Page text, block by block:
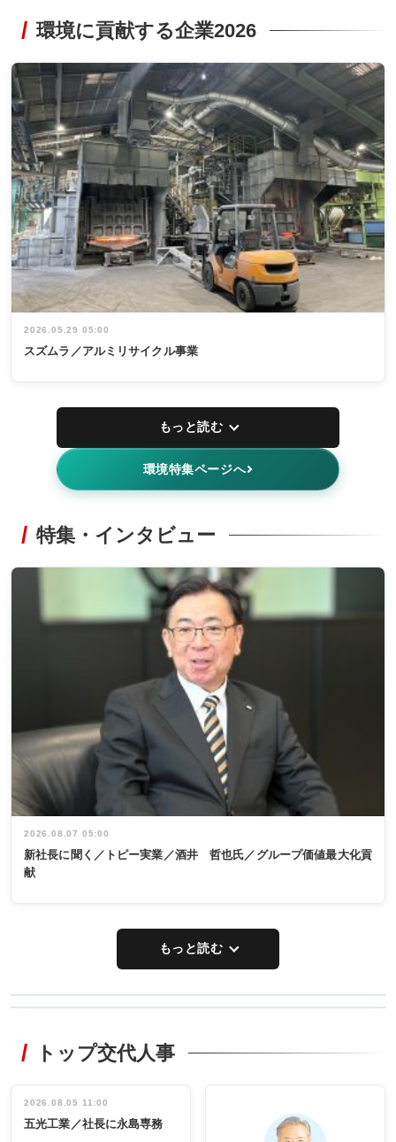
環境に貢献する企業2026
2026.05.29 05:00
スズムラ／アルミリサイクル事業
もっと読む
環境特集ページへ
特集・インタビュー
2026.08.07 05:00
新社長に聞く／トピー実業／酒井 哲也氏／グループ価値最大化貢
献
もっと読む
非鉄業界で
インタビュ
ー／社内ア
タックトレー
祝う 業界関
係者ら220人
出席
トップ交代人事
2026.08.05 11:00
五光工業／社長に永島専務